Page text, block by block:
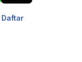
Daftar